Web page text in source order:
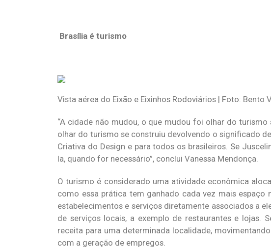
Brasília é turismo
Vista aérea do Eixão e Eixinhos Rodoviários | Foto: Bento
“A cidade não mudou, o que mudou foi olhar do turismo
olhar do turismo se construiu devolvendo o significado
Criativa do Design e para todos os brasileiros. Se
la, quando for necessário”, conclui Vanessa Mendonça.
O turismo é considerado uma atividade econômica
como essa prática tem ganhado cada vez mais
estabelecimentos e serviços diretamente associados a
de serviços locais, a exemplo de restaurantes e lojas.
receita para uma determinada localidade,
com a geração de empregos.